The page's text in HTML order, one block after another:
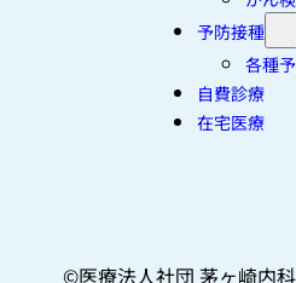
予防接種
各種
自費診療
在宅医療
©︎医療法人社団 茅ヶ崎内